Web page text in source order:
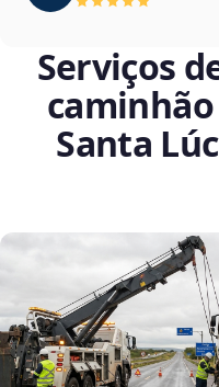
Serviços
Santa